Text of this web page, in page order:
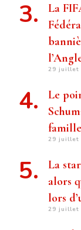
La
29 juillet
Le
29 juillet
La
alors
lors
29 juillet